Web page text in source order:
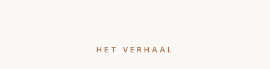
HET VERHAAL